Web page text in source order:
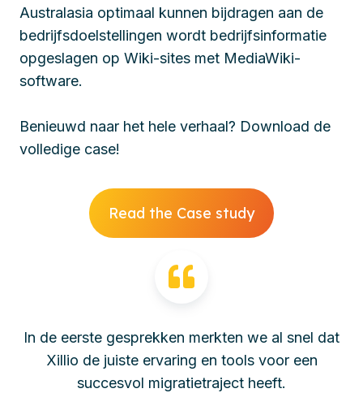
Australasia optimaal kunnen bijdragen aan de
bedrijfsdoelstellingen wordt bedrijfsinformatie
opgeslagen op Wiki-sites met MediaWiki-
software.
Benieuwd naar het hele verhaal? Download de
volledige case!
Read the Case study
In de eerste gesprekken merkten we al snel dat
Xillio de juiste ervaring en tools voor een
succesvol migratietraject heeft.